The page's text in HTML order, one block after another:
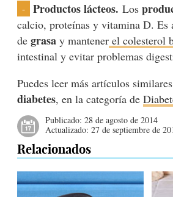
- Productos lácteos.Los
calcio, proteínas y vitamina D. Es
degrasa y mantener el colesterol
intestinal y evitar problemas
Puedes leer más artículos
diabetes, en la categoría de
Publicado:28 de agosto de 2014
Actualizado:27 de septiembre de
Relacionados